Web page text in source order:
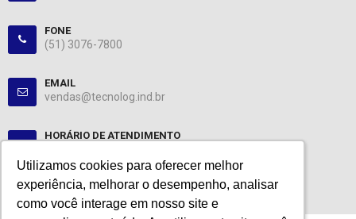
Utilizamos cookies para oferecer melhor
experiência, melhorar o desempenho, analisar
como você interage em nosso site e
Utilizamos cookies para oferecer melhor
experiência, melhorar o desempenho, analisar
como você interage em nosso site e
FONE
(51) 3076-7800
EMAIL
vendas@tecnolog.ind.br
HORÁRIO DE ATENDIMENTO